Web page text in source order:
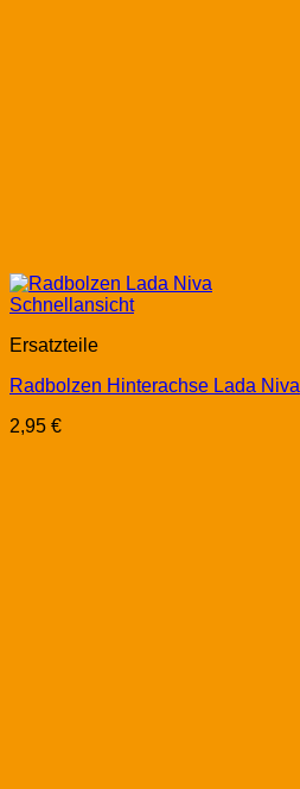
Schnellansicht
Ersatzteile
Radbolzen Hinterachse Lada Niva
2,95 €